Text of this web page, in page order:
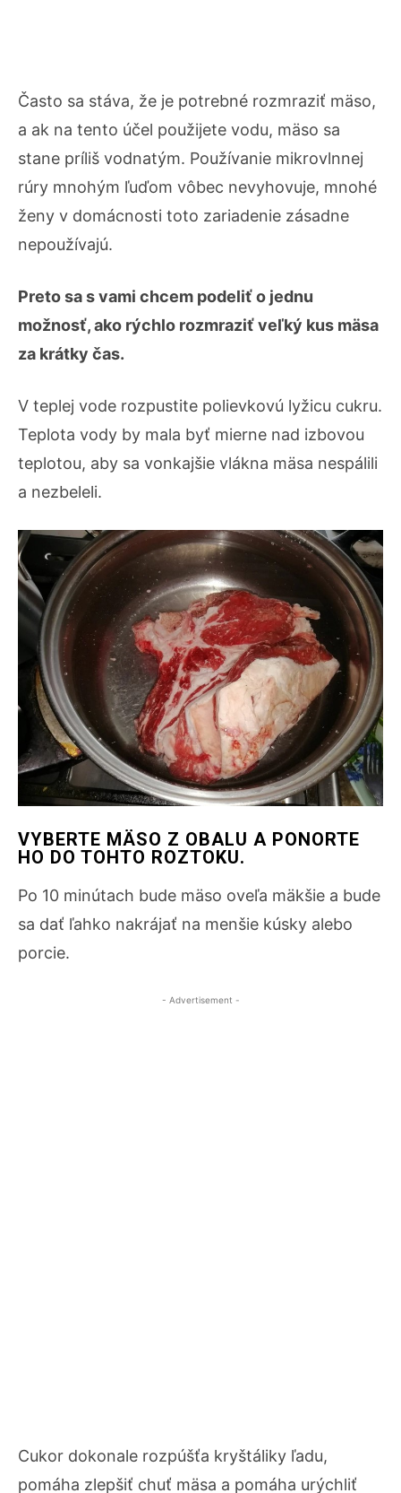
Často sa stáva, že je potrebné rozmraziť mäso,
a ak na tento účel použijete vodu, mäso sa
stane príliš vodnatým. Používanie mikrovlnnej
rúry mnohým ľuďom vôbec nevyhovuje, mnohé
ženy v domácnosti toto zariadenie zásadne
nepoužívajú.
Preto sa s vami chcem podeliť o jednu
možnosť, ako rýchlo rozmraziť veľký kus mäsa
za krátky čas.
V teplej vode rozpustite polievkovú lyžicu cukru.
Teplota vody by mala byť mierne nad izbovou
teplotou, aby sa vonkajšie vlákna mäsa nespálili
a nezbeleli.
VYBERTE MÄSO Z OBALU A PONORTE
HO DO TOHTO ROZTOKU.
Po 10 minútach bude mäso oveľa mäkšie a bude
sa dať ľahko nakrájať na menšie kúsky alebo
porcie.
- Advertisement -
Cukor dokonale rozpúšťa kryštáliky ľadu,
pomáha zlepšiť chuť mäsa a pomáha urýchliť